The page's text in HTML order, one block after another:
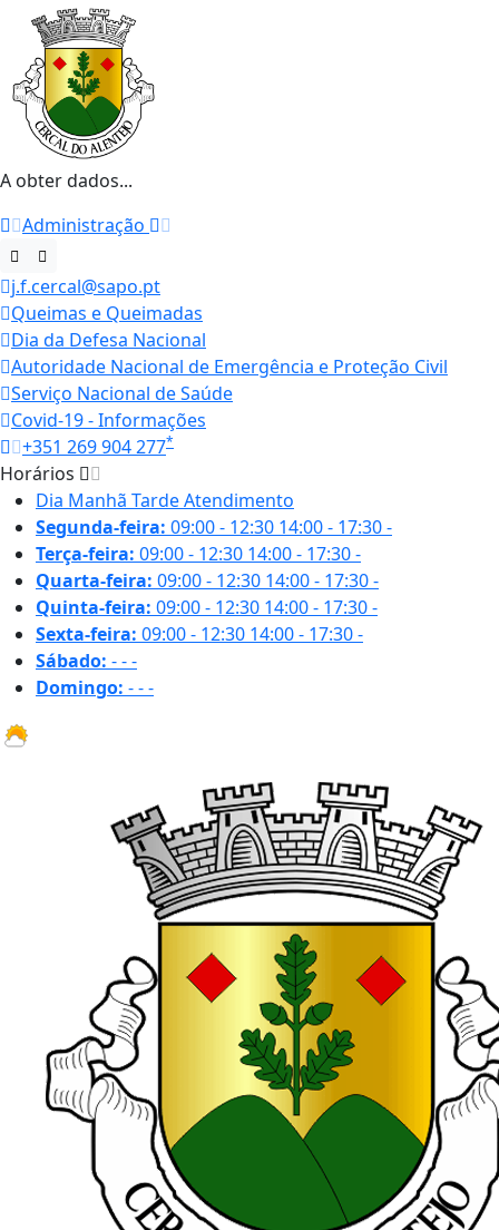
A obter dados...
Administração
j.f.cercal@sapo.pt
Queimas e Queimadas
Dia da Defesa Nacional
Autoridade Nacional de Emergência e Proteção Civil
Serviço Nacional de Saúde
Covid-19 - Informações
+351 269 904 277*
Horários
Dia Manhã TardeAtendimento
Segunda-feira: 09:00 - 12:30 14:00 - 17:30-
Terça-feira: 09:00 - 12:30 14:00 - 17:30-
Quarta-feira: 09:00 - 12:30 14:00 - 17:30-
Quinta-feira: 09:00 - 12:30 14:00 - 17:30-
Sexta-feira: 09:00 - 12:30 14:00 - 17:30-
Sábado: ---
Domingo: ---